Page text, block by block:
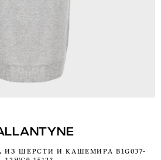
ШЕРСТИ И КАШЕМИРА B1G037-